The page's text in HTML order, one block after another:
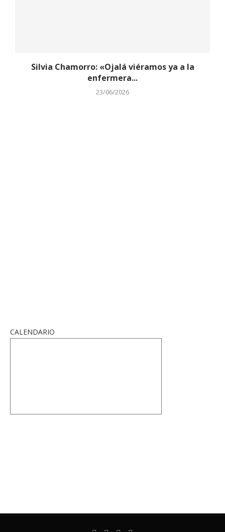
Silvia Chamorro: «Ojalá viéramos ya a la
enfermera...
23/06/2026
CALENDARIO